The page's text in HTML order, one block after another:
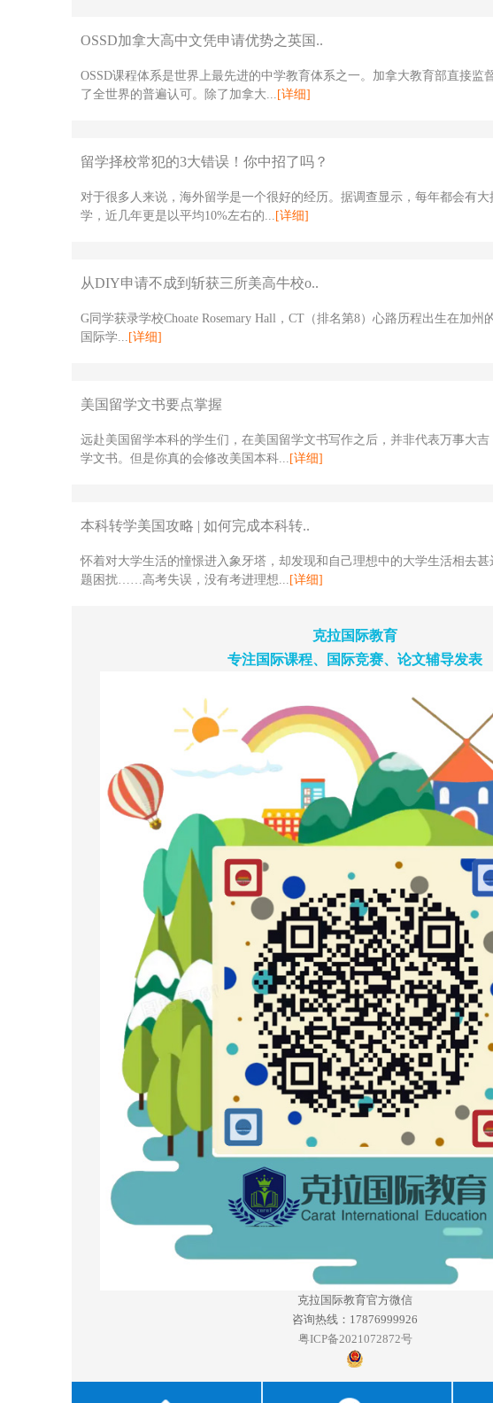
OSSD加拿大高中文凭申请优势之英国..
OSSD课程体系是世界上最先进的中学教育体系之一。加拿大教育部直接监
了全世界的普遍认可。除了加拿大... [详细]
留学择校常犯的3大错误！你中招了吗？
对于很多人来说，海外留学是一个很好的经历。据调查显示，每年都会有
学，近几年更是以平均10%左右的... [详细]
从DIY申请不成到斩获三所美高牛校o..
G同学获录学校Choate Rosemary Hall，CT（排名第8）心路历程出生在加州
国际学... [详细]
美国留学文书要点掌握
远赴美国留学本科的学生们，在美国留学文书写作之后，并非代表万事大
学文书。但是你真的会修改美国本科... [详细]
本科转学美国攻略 | 如何完成本科转..
怀着对大学生活的憧憬进入象牙塔，却发现和自己理想中的大学生活相去
题困扰……高考失误，没有考进理想... [详细]
克拉国际教育
专注国际课程、国际竞赛、论文辅导发表
克拉国际教育官方微信
咨询热线：17876999926
粤ICP备2021072872号